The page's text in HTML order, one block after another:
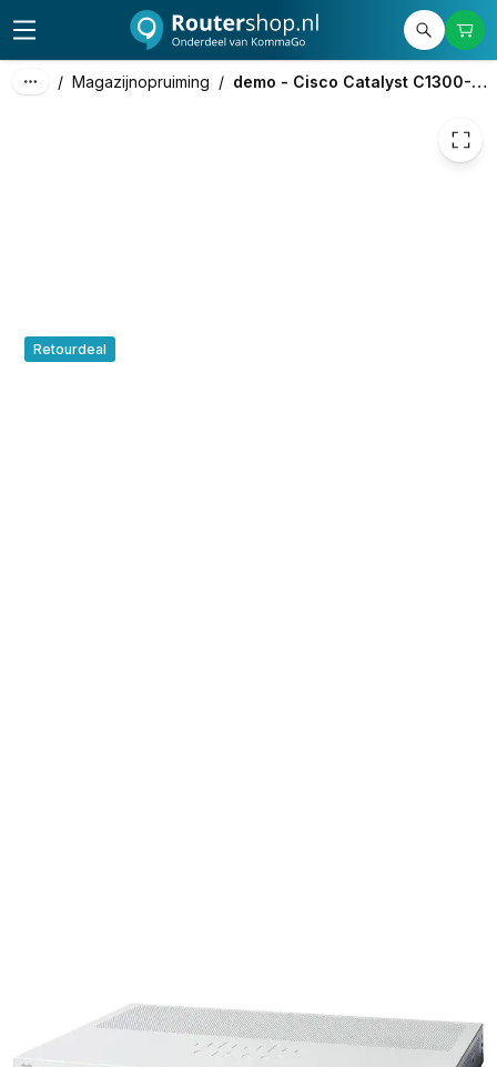
/ Magazijnopruiming / demo - Cisco Catalyst C1300-24P-4G
Retourdeal
399,00 excl. btw
482,79 incl. btw